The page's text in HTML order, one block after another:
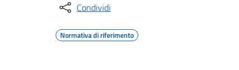
Condividi
Normativa di riferimento